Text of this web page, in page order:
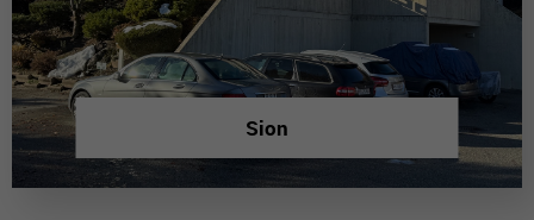
Sion